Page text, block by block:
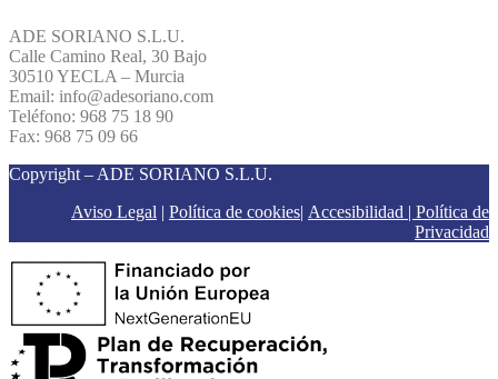
ADE SORIANO S.L.U.
Calle Camino Real, 30 Bajo
30510 YECLA – Murcia
Email: info@adesoriano.com
Teléfono: 968 75 18 90
Fax: 968 75 09 66
Copyright – ADE SORIANO S.L.U.
Aviso Legal | Política de cookies| Accesibilidad | Política de
Privacidad